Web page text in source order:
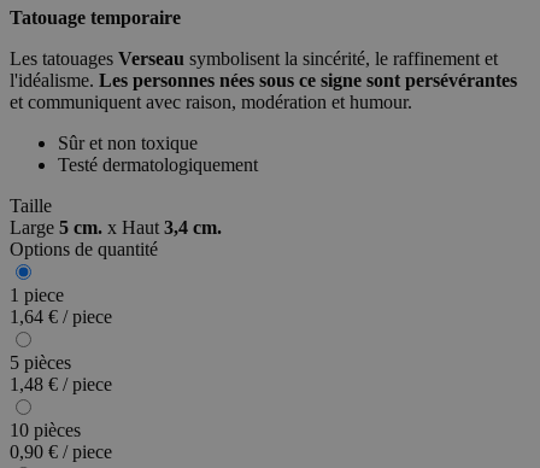
Tatouage temporaire
Les tatouages Verseau symbolisent la sincérité, le raffinement et
l'idéalisme. Les personnes nées sous ce signe sont persévérantes
et communiquent avec raison, modération et humour.
Sûr et non toxique
Testé dermatologiquement
Taille
Large 5 cm. x Haut 3,4 cm.
Options de quantité
1 piece
1,64 € / piece
5 pièces
1,48 € / piece
10 pièces
0,90 € / piece